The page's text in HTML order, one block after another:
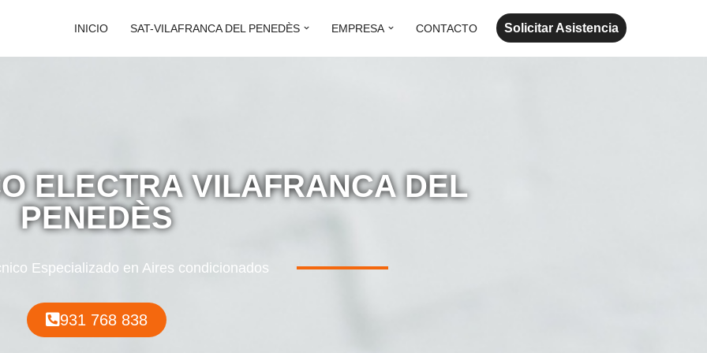
INICIO SAT-VILAFRANCA DEL PENEDÈS EMPRESA CONTACTO Solicitar Asistencia
ELECTRA VILAFRANCA DEL
PENEDÈS
Especializado en Aires condicionados
931 768 838